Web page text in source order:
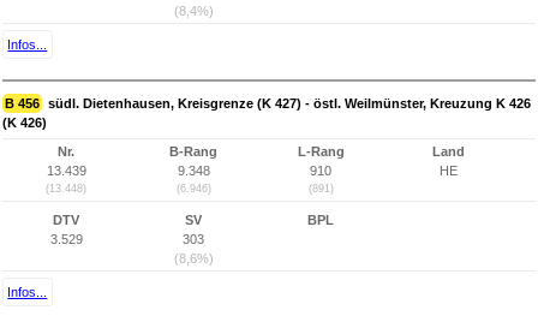
(8,4%)
Infos...
B 456 südl. Dietenhausen, Kreisgrenze (K 427) - östl. Weilmünster, Kreuzung K 426
(K 426)
Nr.
13.439
(13.448)
B-Rang
9.348
(6.946)
L-Rang
910
(891)
Land
HE
DTV
3.529
SV
303
(8,6%)
BPL
Infos...